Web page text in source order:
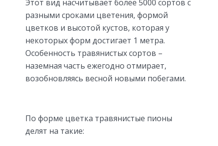
Этот вид насчитывает более 5000 сортов с
разными сроками цветения, формой
цветков и высотой кустов, которая у
некоторых форм достигает 1 метра.
Особенность травянистых сортов –
наземная часть ежегодно отмирает,
возобновляясь весной новыми побегами.
По форме цветка травянистые пионы
делят на такие: